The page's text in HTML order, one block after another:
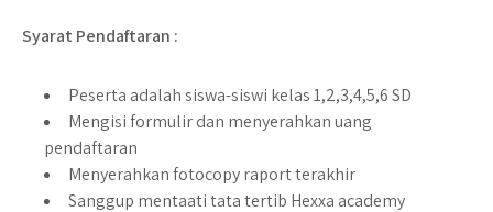
Syarat Pendaftaran :
Peserta adalah siswa-siswi kelas 1,2,3,4,5,6 SD
Mengisi formulir dan menyerahkan uang
pendaftaran
Menyerahkan fotocopy raport terakhir
Sanggup mentaati tata tertib Hexxa academy